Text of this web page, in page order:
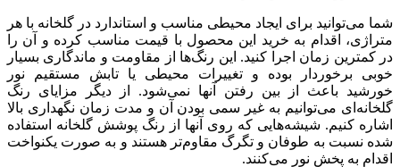
شما می‌توانید برای ایجاد محیطی مناسب و استاندارد در گلخانه با هر
متراژی، اقدام به خرید این محصول با قیمت مناسب کرده و آن را
در کمترین زمان اجرا کنید. این رنگ‌ها از مقاومت و ماندگاری بسیار
خوبی برخوردار بوده و تغییرات محیطی یا تابش مستقیم نور
خورشید باعث از بین رفتن آنها نمی‌شود. از دیگر مزایای رنگ
گلخانه‌ای می‌توانیم به غیر سمی بودن آن و مدت زمان نگهداری بالا
اشاره کنیم. شیشه‌هایی که روی آنها از رنگ پوشش گلخانه استفاده
شده نسبت به طوفان و تگرگ مقاوم‌تر هستند و به صورت یکنواخت
اقدام به پخش نور می‌کنند.